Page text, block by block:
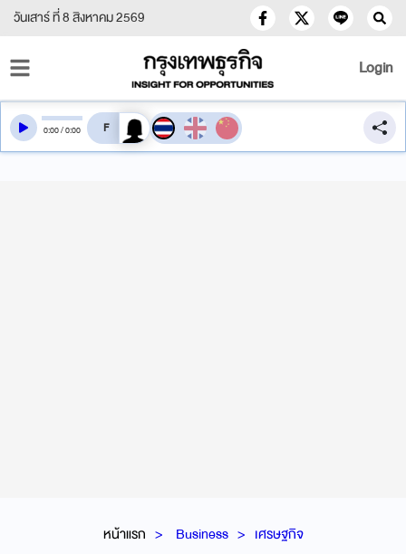
วันเสาร์ ที่ 8 สิงหาคม 2569
Login
หน้าแรก Business เศรษฐกิจ
0:00/0:00 สลับเสียงอ่าน